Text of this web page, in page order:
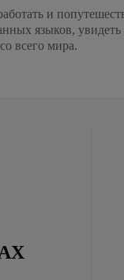
и
языков, увидеть
всего мира.